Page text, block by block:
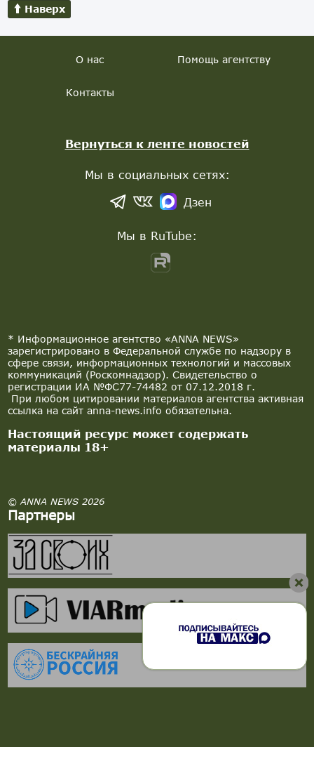
Наверх
* Информационное агентство «ANNA NEWS»
зарегистрировано в Федеральной службе по надзору в
сфере связи, информационных технологий и массовых
коммуникаций (Роскомнадзор). Свидетельство о
регистрации ИА №ФС77-74482 от 07.12.2018 г.
При любом цитировании материалов агентства активная
ссылка на сайт anna-news.info обязательна.
Настоящий ресурс может содержать
материалы 18+
© ANNA NEWS 2026
Партнеры
О нас Помощь агентству
Контакты
Вернуться к ленте новостей
Мы в социальных сетях:
Дзен
Мы в RuTube: